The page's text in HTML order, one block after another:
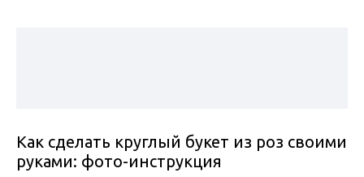
Как сделать круглый букет из роз своими
руками: фото-инструкция